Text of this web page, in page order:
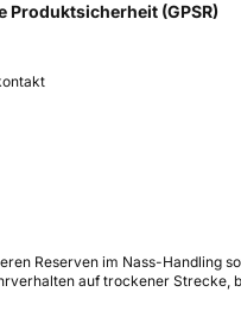
Produktsicherheit (GPSR)
Reserven im Nass-Handling
auf trockener